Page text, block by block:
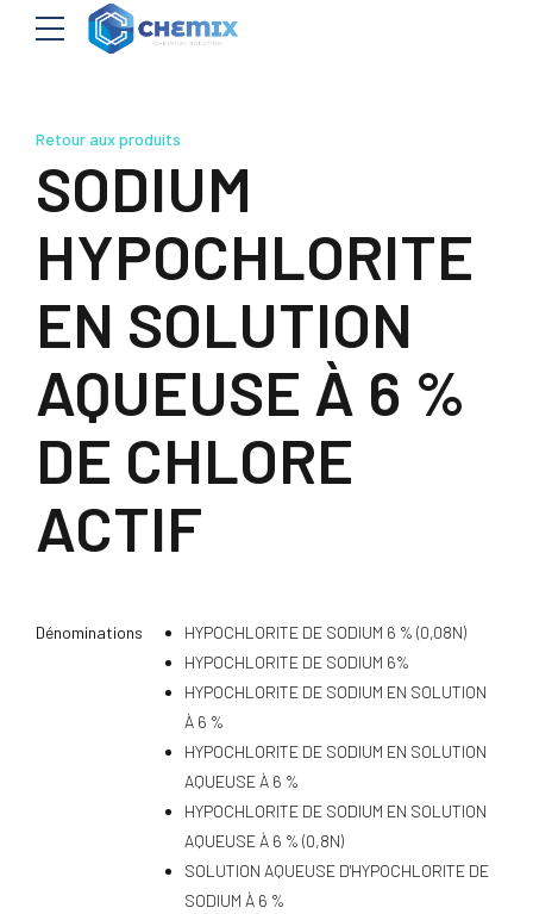
Retour aux produits
SODIUM
HYPOCHLORITE
EN SOLUTION
AQUEUSE À 6 %
DE CHLORE
ACTIF
Dénominations
HYPOCHLORITE DE SODIUM 6 % (0,08N)
HYPOCHLORITE DE SODIUM 6%
HYPOCHLORITE DE SODIUM EN SOLUTION
À 6 %
HYPOCHLORITE DE SODIUM EN SOLUTION
AQUEUSE À 6 %
HYPOCHLORITE DE SODIUM EN SOLUTION
AQUEUSE À 6 % (0,8N)
SOLUTION AQUEUSE D'HYPOCHLORITE DE
SODIUM À 6 %